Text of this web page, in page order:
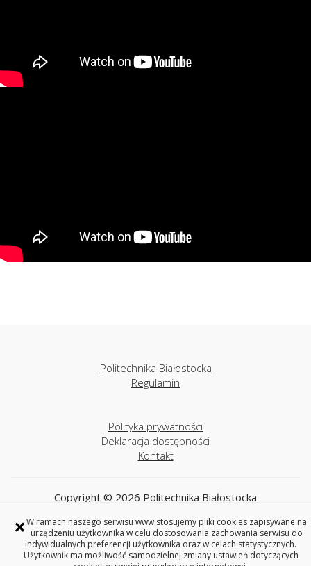
×W ramach naszego serwisu www stosujemy pliki cookies zapisywane na
urządzeniu użytkownika w celu dostosowania zachowania serwisu do
indywidualnych preferencji użytkownika oraz w celach statystycznych.
Użytkownik ma możliwość samodzielnej zmiany ustawień dotyczących
Politechnika Białostocka
Regulamin
Polityka prywatności
Deklaracja dostępności
Kontakt
Copyright © 2026 Politechnika Białostocka